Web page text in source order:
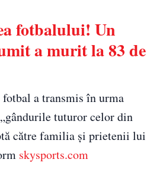
fotbalului! Un
a murit la 83 de
fotbal a transmis în urma
tuturor celor din
către familia și prietenii lui
skysports.com